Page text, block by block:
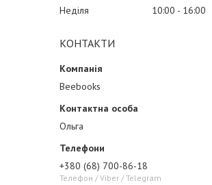
Неділя
10:00 16:00
КОНТАКТИ
Beebooks
Ольга
+380 (68) 700-86-18
Телефон / Viber / Telegram